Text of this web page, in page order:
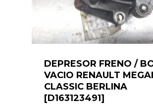
DEPRESOR FRENO /
VACIO RENAULT
CLASSIC BERLINA
[D163123491]